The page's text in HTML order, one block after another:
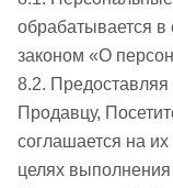
обрабатывается в
законом «О
8.2.
Продавцу,
соглашается на
целях